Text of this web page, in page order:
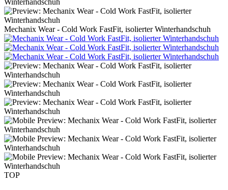
Mechanix Wear - Cold Work FastFit, isolierter Winterhandschuh
TOP